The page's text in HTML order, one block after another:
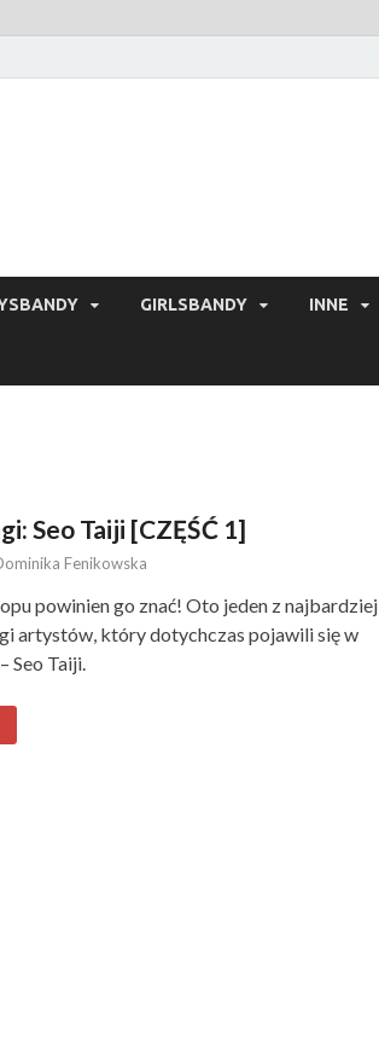
GIRLSBANDY INNE
Seo Taiji [CZĘŚĆ 1]
Fenikowska
powinien go znać! Oto jeden z najbardziej
artystów, który dotychczas pojawili się w
Seo Taiji.